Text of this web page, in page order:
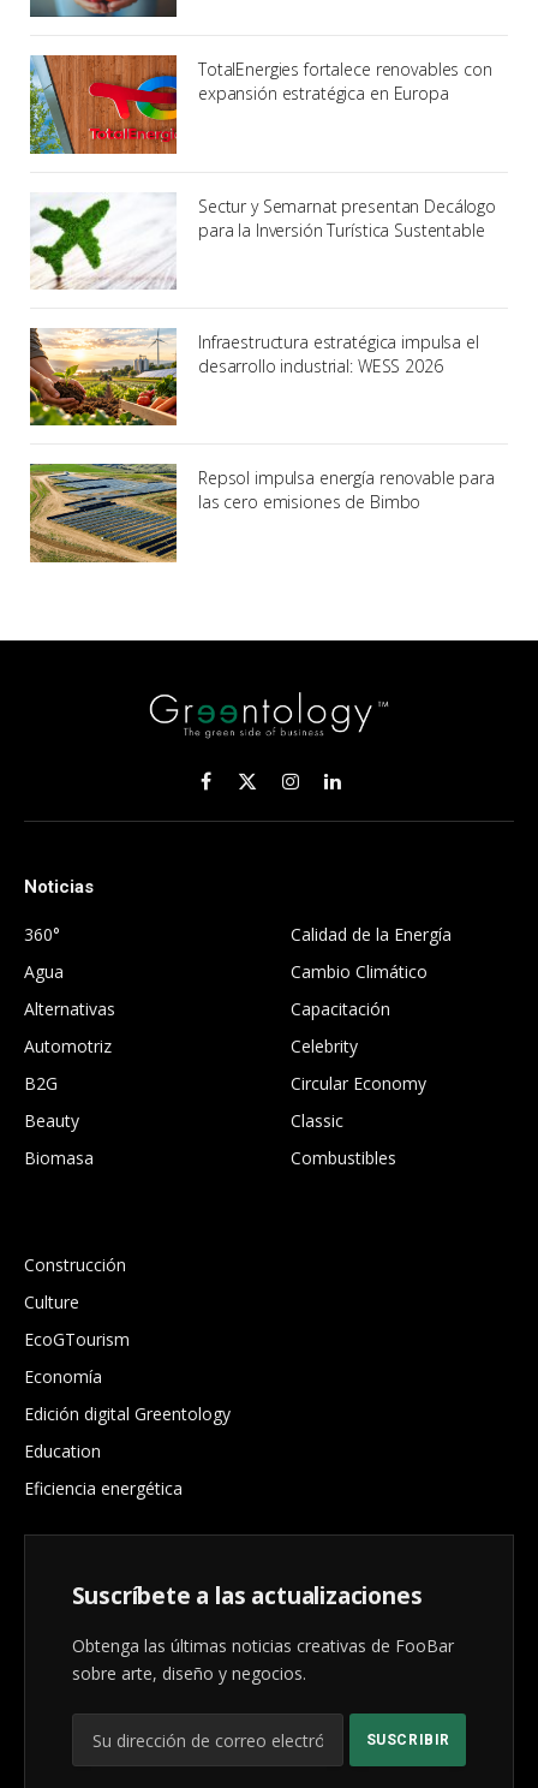
TotalEnergies fortalece renovables con
expansión estratégica en Europa
Sectur y Semarnat presentan Decálogo
para la Inversión Turística Sustentable
Infraestructura estratégica impulsa el
desarrollo industrial: WESS 2026
Repsol impulsa energía renovable para
las cero emisiones de Bimbo
Facebook
X
(Twitter)
InstagramLinkedIn
Noticias
360°
Agua
Alternativas
Automotriz
B2G
Beauty
Biomasa
Calidad de la Energía
Cambio Climático
Capacitación
Celebrity
Circular Economy
Classic
Combustibles
Construcción
Culture
EcoGTourism
Economía
Edición digital Greentology
Education
Eficiencia energética
Suscríbete a las actualizaciones
Obtenga las últimas noticias creativas de FooBar
sobre arte, diseño y negocios.